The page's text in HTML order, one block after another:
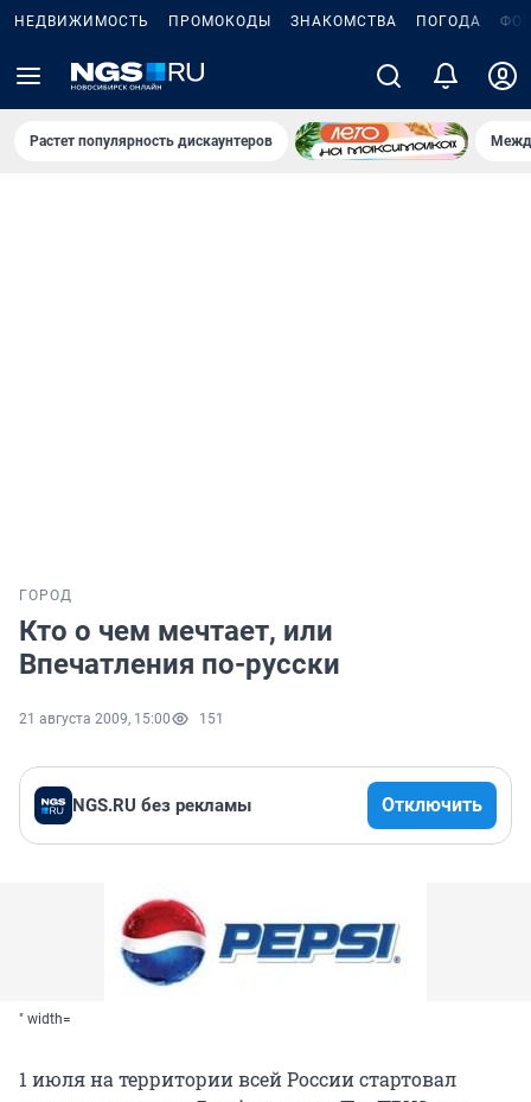
НЕДВИЖИМОСТЬ ПРОМОКОДЫ ЗНАКОМСТВА ПОГОДА
Растет популярность дискаунтеров
ГОРОД
Кто о чем мечтает, или
Впечатления по-русски
21 августа 2009, 15:00 151
NGS.RU без рекламы Отключить
" width=
1 июля на территории всей России стартовал